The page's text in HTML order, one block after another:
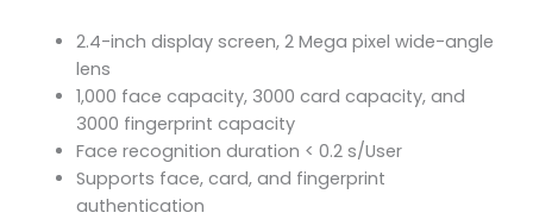
2.4-inch display screen, 2 Mega pixel wide-angle
lens
1,000 face capacity, 3000 card capacity, and
3000 fingerprint capacity
Face recognition duration < 0.2 s/User
Supports face, card, and fingerprint
authentication